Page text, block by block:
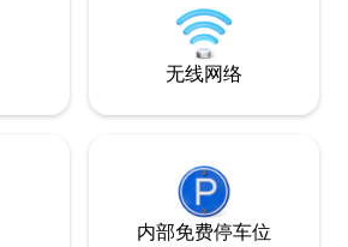
无线网络
内部免费停车位